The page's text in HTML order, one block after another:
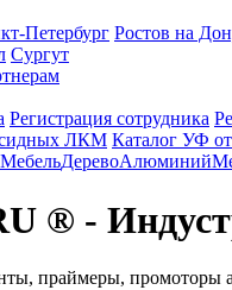
Петербург Ростов на
Сургут
Регистрация сотрудника
ЛКМ Каталог УФ
МебельДеревоАлюминий
® -
праймеры, промоторы